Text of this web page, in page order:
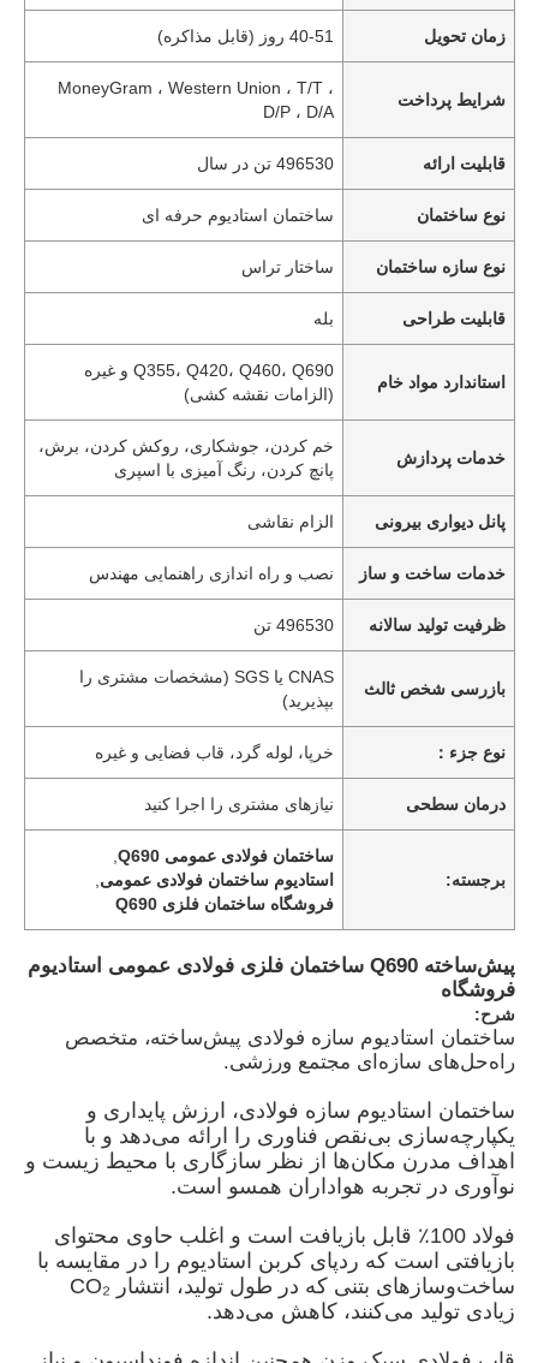
خانه
محصولات
فیلم های
زمان تحویل 40-51 روز (قابل مذاکره)
شرایط پرداخت
MoneyGram ، Western Union ، T/T ،
D/P ، D/A
قابلیت ارائه 496530 تن در سال
نوع ساختمان ساختمان استادیوم حرفه ای
نوع سازه ساختمان ساختار تراس
قابلیت طراحی بله
استاندارد مواد خام
Q355، Q420، Q460، Q690 و غیره
(الزامات نقشه کشی)
خدمات پردازش
خم کردن، جوشکاری، روکش کردن، برش،
پانچ کردن، رنگ آمیزی با اسپری
پانل دیواری بیرونی الزام نقاشی
خدمات ساخت و ساز نصب و راه اندازی راهنمایی مهندس
ظرفیت تولید سالانه 496530 تن
بازرسی شخص ثالث
CNAS یا SGS (مشخصات مشتری را
بپذیرید)
نوع جزء： خرپا، لوله گرد، قاب فضایی و غیره
درمان سطحی نیازهای مشتری را اجرا کنید
برجسته:
ساختمان فولادی عمومی Q690
استادیوم ساختمان فولادی عمومی
فروشگاه ساختمان فلزی Q690
پیش‌ساخته Q690 ساختمان فلزی فولادی عمومی استادیوم
فروشگاه
شرح:
ساختمان استادیوم سازه فولادی پیش‌ساخته، متخصص
راه‌حل‌های سازه‌ای مجتمع ورزشی.
ساختمان استادیوم سازه فولادی، ارزش پایداری و
یکپارچه‌سازی بی‌نقص فناوری را ارائه می‌دهد و با
اهداف مدرن مکان‌ها از نظر سازگاری با محیط زیست و
نوآوری در تجربه هواداران همسو است.
فولاد 100٪ قابل بازیافت است و اغلب حاوی محتوای
بازیافتی است که ردپای کربن استادیوم را در مقایسه با
ساخت‌وسازهای بتنی که در طول تولید، انتشار CO₂
زیادی تولید می‌کنند، کاهش می‌دهد.